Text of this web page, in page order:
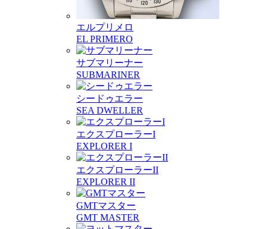
エルプリメロ
EL PRIMERO
サブマリーナー
SUBMARINER
シードゥエラー
SEA DWELLER
エクスプローラーI
EXPLORER I
エクスプローラーII
EXPLORER II
GMTマスター
GMT MASTER